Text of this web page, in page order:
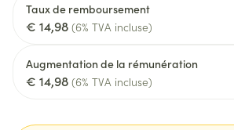
Taux de remboursement
€ 14,98 (6% TVA incluse)
Augmentation de la rémunération
€ 14,98 (6% TVA incluse)